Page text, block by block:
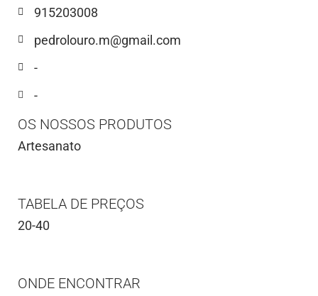
915203008
pedrolouro.m@gmail.com
-
-
OS NOSSOS PRODUTOS
Artesanato
TABELA DE PREÇOS
20-40
ONDE ENCONTRAR